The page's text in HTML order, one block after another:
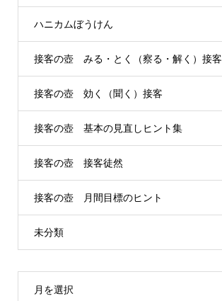
ハニカムぼうけん
接客の壺 みる・とく（察る・解く）接客
接客の壺 効く（聞く）接客
接客の壺 基本の見直しヒント集
接客の壺 接客徒然
接客の壺 月間目標のヒント
未分類
月を選択